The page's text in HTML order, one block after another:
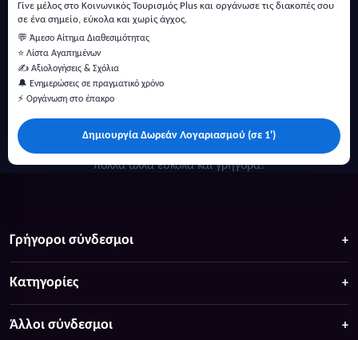
Γίνε μέλος στο Κοινωνικός Τουρισμός Plus και οργάνωσε τις διακοπές σου
σε ένα σημείο, εύκολα και χωρίς άγχος.
💬 Άμεσο Αίτημα Διαθεσιμότητας
⭐ Λίστα Αγαπημένων
✍️ Αξιολογήσεις & Σχόλια
🔔 Ενημερώσεις σε πραγματικό χρόνο
⚡ Οργάνωση στο έπακρο
Δημιουργία Δωρεάν Λογαριασμού (σε 1')
πολλά άλλα ευκολα και γρήγορα!
Γρήγοροι σύνδεσμοι
Κατηγορίες
Άλλοι σύνδεσμοι